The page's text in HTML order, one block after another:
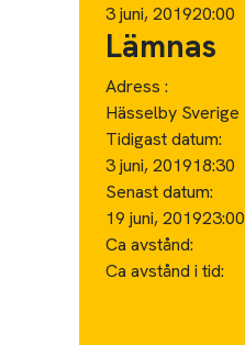
3 juni, 201920:00
Lämnas
Adress :
Hässelby Sverige
Tidigast datum:
3 juni, 201918:30
Senast datum:
19 juni, 201923:00
Ca avstånd:
Ca avstånd i tid: